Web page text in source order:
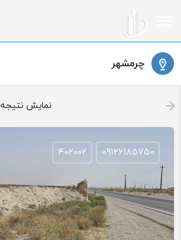
چرمشهر
نمایش نتیجه
09126185750
402002